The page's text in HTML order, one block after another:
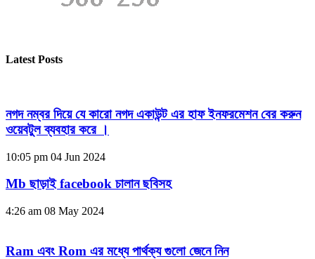
Latest Posts
নগদ নম্বর দিয়ে যে কারো নগদ একাউন্ট এর হাফ ইনফরমেশন বের করুন
ওয়েবটুল ব্যবহার করে ।
10:05 pm 04 Jun 2024
Mb ছাড়াই facebook চালান ছবিসহ
4:26 am 08 May 2024
Ram এবং Rom এর মধ্যে পার্থক্য গুলো জেনে নিন